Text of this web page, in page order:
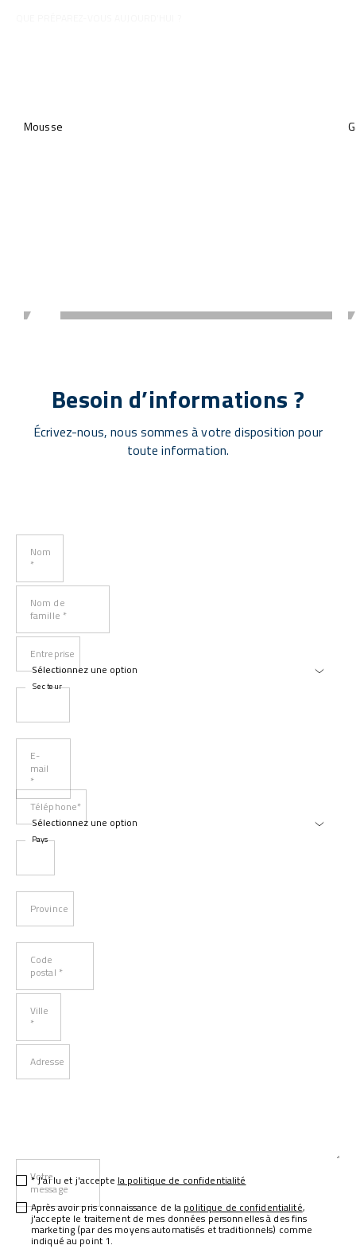
Mousse
Besoin d’informations ?
Écrivez-nous, nous sommes à votre disposition pour
toute information.
Nom
*
Nom de
famille *
Entreprise
Secteur
E-
mail
*
Téléphone*
Pays
Province
Code
postal *
Ville
*
Adresse
Votre
message
* J'ai lu et j'accepte la politique de confidentialité
Après avoir pris connaissance de la politique de confidentialité,
j'accepte le traitement de mes données personnelles à des fins
marketing (par des moyens automatisés et traditionnels) comme
indiqué au point 1.